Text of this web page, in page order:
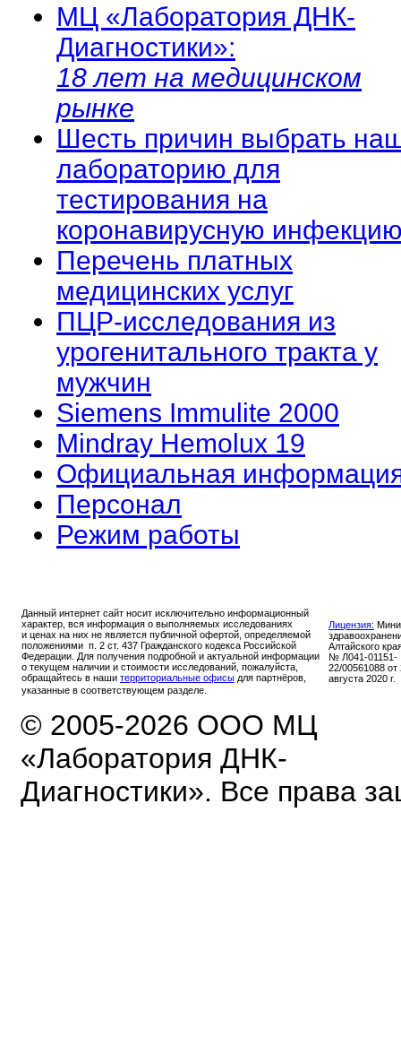
МЦ «Лаборатория ДНК-
Диагностики»:
18 лет на медицинском
рынке
Шесть причин выбрать
лабораторию для
тестирования на
коронавирусную
Перечень платных
медицинских услуг
ПЦР-исследования из
урогенитального тракта у
мужчин
Siemens Immulite 2000
Mindray Hemolux 19
Официальная
Персонал
Режим работы
Данный интернет сайт носит исключительно информационный
характер, вся информация о выполняемых исследованиях
и ценах на них не является публичной офертой, определяемой
положениями п. 2 ст. 437 Гражданского кодекса Российской
Федерации. Для получения подробной и актуальной информации
о текущем наличии и стоимости исследований, пожалуйста,
обращайтесь в наши территориальные офисы для партнёров,
указанные в соответствующем разделе.
Лицензия:
Алтайского
№ Л041-01151-
22/00561088 от
августа 2020 г.
© 2005-2026 ООО МЦ
«Лаборатория ДНК-
Диагностики». Все права